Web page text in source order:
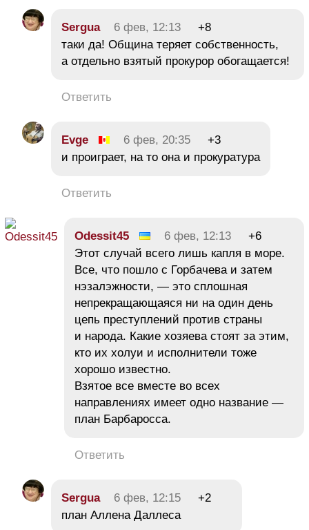
Sergua 6 фев, 12:13
+8
таки да! Община теряет собственность,
а отдельно взятый прокурор обогащается!
Ответить
Evge 6 фев, 20:35
+3
и проиграет, на то она и прокуратура
Ответить
Odessit45 6 фев, 12:13
+6
Этот случай всего лишь капля в море.
Все, что пошло с Горбачева и затем
нэзалэжности, — это сплошная
непрекращающаяся ни на один день
цепь преступлений против страны
и народа. Какие хозяева стоят за этим,
кто их холуи и исполнители тоже
хорошо известно.
Взятое все вместе во всех
направлениях имеет одно название —
план Барбаросса.
Ответить
Sergua 6 фев, 12:15
+2
план Аллена Даллеса